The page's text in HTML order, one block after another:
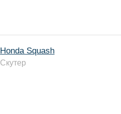
Honda Squash
Скутер